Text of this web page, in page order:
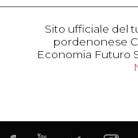
STAGIONALE
Primavera
Attrazioni
Sito ufficiale del
pordenonese
Economia Futuro